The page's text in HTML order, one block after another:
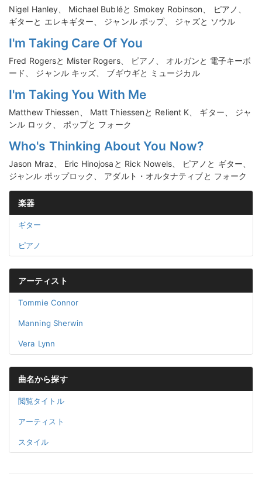
Nigel Hanley、 Michael Bubléと Smokey Robinson、 ピアノ、
ギターと エレキギター、 ジャンル ポップ、 ジャズと ソウル
I'm Taking Care Of You
Fred Rogersと Mister Rogers、 ピアノ、 オルガンと 電子キーボ
ード、 ジャンル キッズ、 ブギウギと ミュージカル
I'm Taking You With Me
Matthew Thiessen、 Matt Thiessenと Relient K、 ギター、 ジャ
ンル ロック、 ポップと フォーク
Who's Thinking About You Now?
Jason Mraz、 Eric Hinojosaと Rick Nowels、 ピアノと ギター、
ジャンル ポップロック、 アダルト・オルタナティブと フォーク
楽器
ギター
ピアノ
アーティスト
Tommie Connor
Manning Sherwin
Vera Lynn
曲名から探す
閲覧タイトル
アーティスト
スタイル